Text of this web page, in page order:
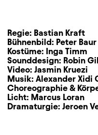
Regie: Bastian Kraft
Bühnenbild: Peter Baur
Kostüme: Inga Timm
Sounddesign: Robin
Video: Jasmin Kruezi
Musik: Alexander Xidi
Choreographie &
Licht: Marcus Loran
Dramaturgie: Jeroen